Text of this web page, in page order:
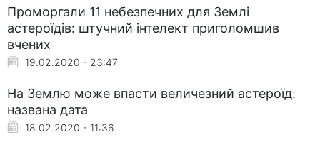
Проморгали 11 небезпечних для Землі
астероїдів: штучний інтелект приголомшив
вчених
19.02.2020 - 23:47
На Землю може впасти величезний астероїд:
названа дата
18.02.2020 - 11:36